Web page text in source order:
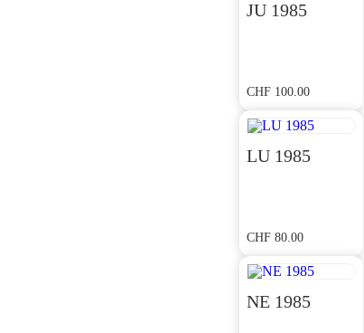
JU 1985
CHF100.00
LU 1985
CHF80.00
NE 1985